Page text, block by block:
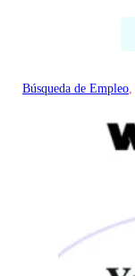
Búsqueda de Empleo,